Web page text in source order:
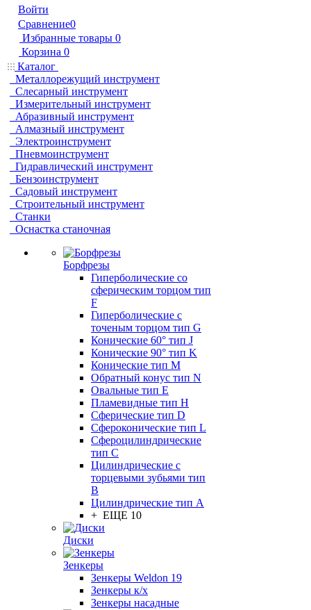
Войти
Сравнение0
Избранные товары 0
Корзина 0
Каталог
Металлорежущий инструмент
Слесарный инструмент
Измерительный инструмент
Абразивный инструмент
Алмазный инструмент
Электроинструмент
Пневмоинструмент
Гидравлический инструмент
Бензоинструмент
Садовый инструмент
Строительный инструмент
Станки
Оснастка станочная
Борфрезы
Гиперболические cо
сферическим торцом тип
F
Гиперболические с
точеным торцом тип G
Конические 60° тип J
Конические 90° тип K
Конические тип M
Обратный конус тип N
Овальные тип E
Пламевидные тип H
Сферические тип D
Сфероконические тип L
Сфероцилиндрические
тип C
Цилиндрические с
торцевыми зубьями тип
B
Цилиндрические тип А
+ ЕЩЕ 10
Диски
Зенкеры
Зенкеры Weldon 19
Зенкеры к/х
Зенкеры насадные